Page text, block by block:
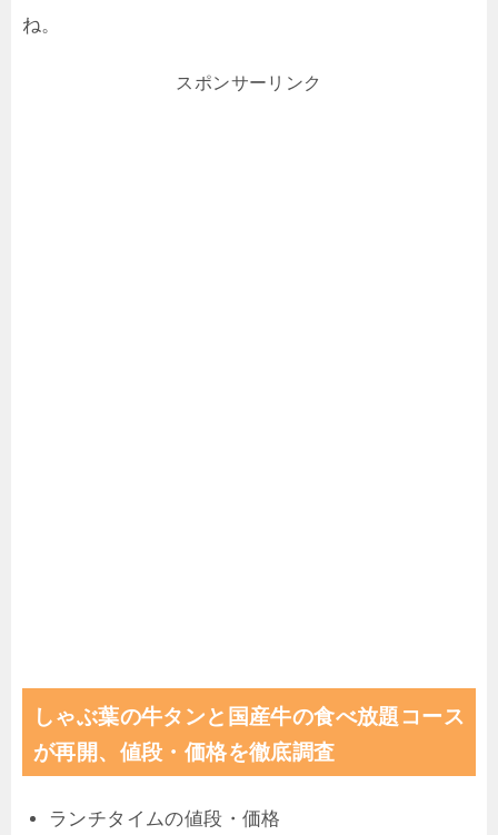
ね。
スポンサーリンク
しゃぶ葉の牛タンと国産牛の食べ放題コース
が再開、値段・価格を徹底調査
ランチタイムの値段・価格